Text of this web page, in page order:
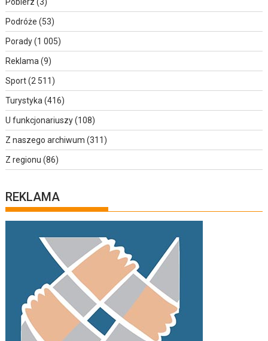
Podróże (53)
Porady(1 005)
Reklama (9)
Sport(2 511)
Turystyka (416)
U funkcjonariuszy(108)
Z naszego archiwum (311)
Z regionu (86)
REKLAMA